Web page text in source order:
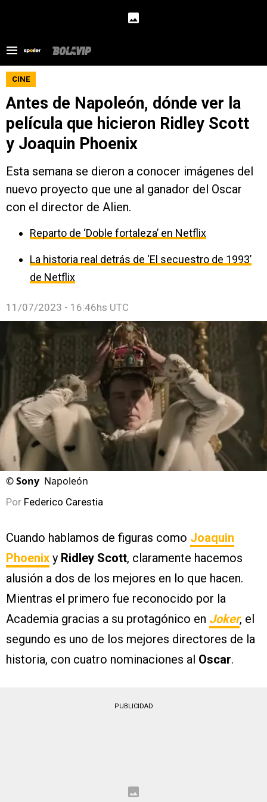
CINE
Antes de Napoleón, dónde ver la
película que hicieron Ridley Scott
y Joaquin Phoenix
Esta semana se dieron a conocer imágenes del
nuevo proyecto que une al ganador del Oscar
con el director de Alien.
Reparto de ‘Doble fortaleza’ en Netflix
La historia real detrás de ‘El secuestro de 1993’
de Netflix
11/07/2023 - 16:46hs UTC
©Sony Napoleón
Por Federico Carestia
Cuando hablamos de figuras como Joaquin
Phoenix y Ridley Scott, claramente hacemos
alusión a dos de los mejores en lo que hacen.
Mientras el primero fue reconocido por la
Academia gracias a su protagónico en Joker, el
segundo es uno de los mejores directores de la
historia, con cuatro nominaciones al Oscar.
PUBLICIDAD